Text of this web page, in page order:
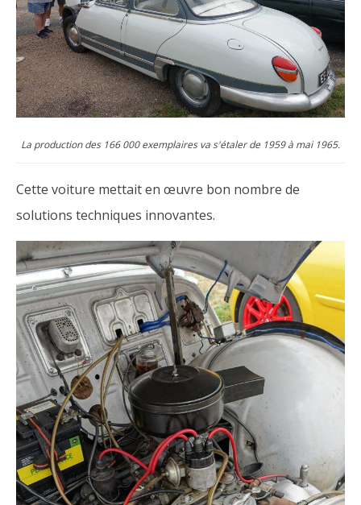
La production des 166 000 exemplaires va s'étaler de 1959 à mai 1965.
Cette voiture mettait en œuvre bon nombre de
solutions techniques innovantes.